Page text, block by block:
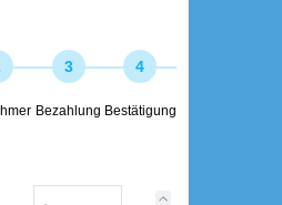
3
Bezahlung
4
Bestätigung